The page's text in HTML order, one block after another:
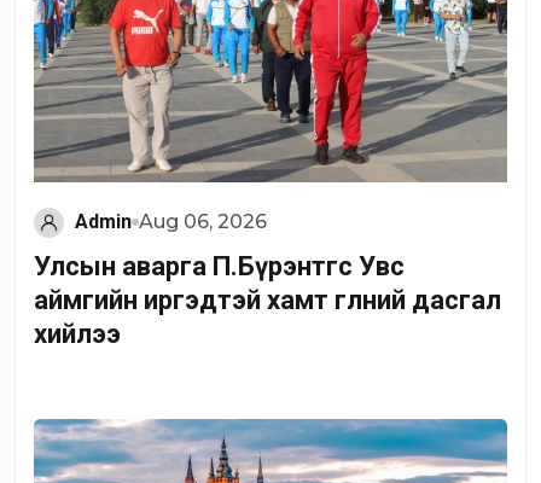
Admin Aug 06, 2026
Улсын аварга П.Бүрэнтөгс Увс
аймгийн иргэдтэй хамт өглөөний дасгал
хийлээ